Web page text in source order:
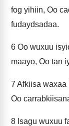
fog yihiin, Oo
fudaydsadaa.
6 Oo wuxuu
maayo, Oo tan
7 Afkiisa waxaa
Oo
8 Isagu wuxuu